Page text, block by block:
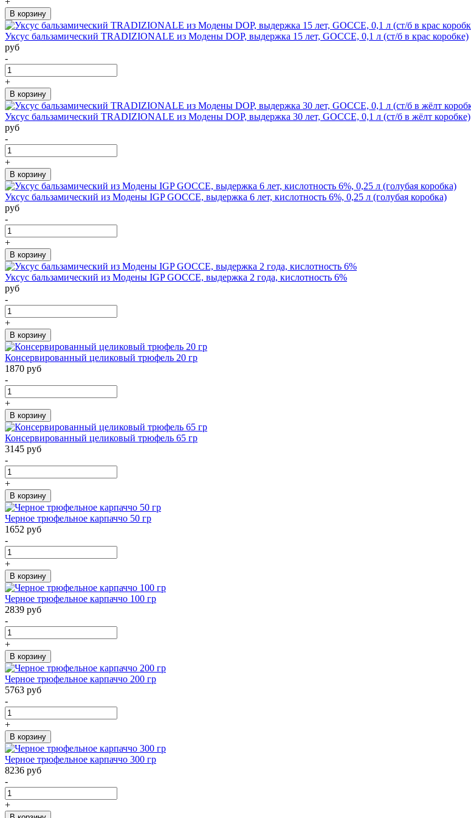
В корзину
Уксус бальзамический TRADIZIONALE из Модены DOP, выдержка 15 лет, GOCCE, 0,1 л (ст/б в крас коробке)
руб
-
+
В корзину
Уксус бальзамический TRADIZIONALE из Модены DOP, выдержка 30 лет, GOCCE, 0,1 л (ст/б в жёлт коробке)
руб
-
+
В корзину
Уксус бальзамический из Модены IGP GOCCE, выдержка 6 лет, кислотность 6%, 0,25 л (голубая коробка)
руб
-
+
В корзину
Уксус бальзамический из Модены IGP GOCCE, выдержка 2 года, кислотность 6%
руб
-
+
В корзину
Консервированный целиковый трюфель 20 гр
1870 руб
-
+
В корзину
Консервированный целиковый трюфель 65 гр
3145 руб
-
+
В корзину
Черное трюфельное карпаччо 50 гр
1652 руб
-
+
В корзину
Черное трюфельное карпаччо 100 гр
2839 руб
-
+
В корзину
Черное трюфельное карпаччо 200 гр
5763 руб
-
+
В корзину
Черное трюфельное карпаччо 300 гр
8236 руб
-
+